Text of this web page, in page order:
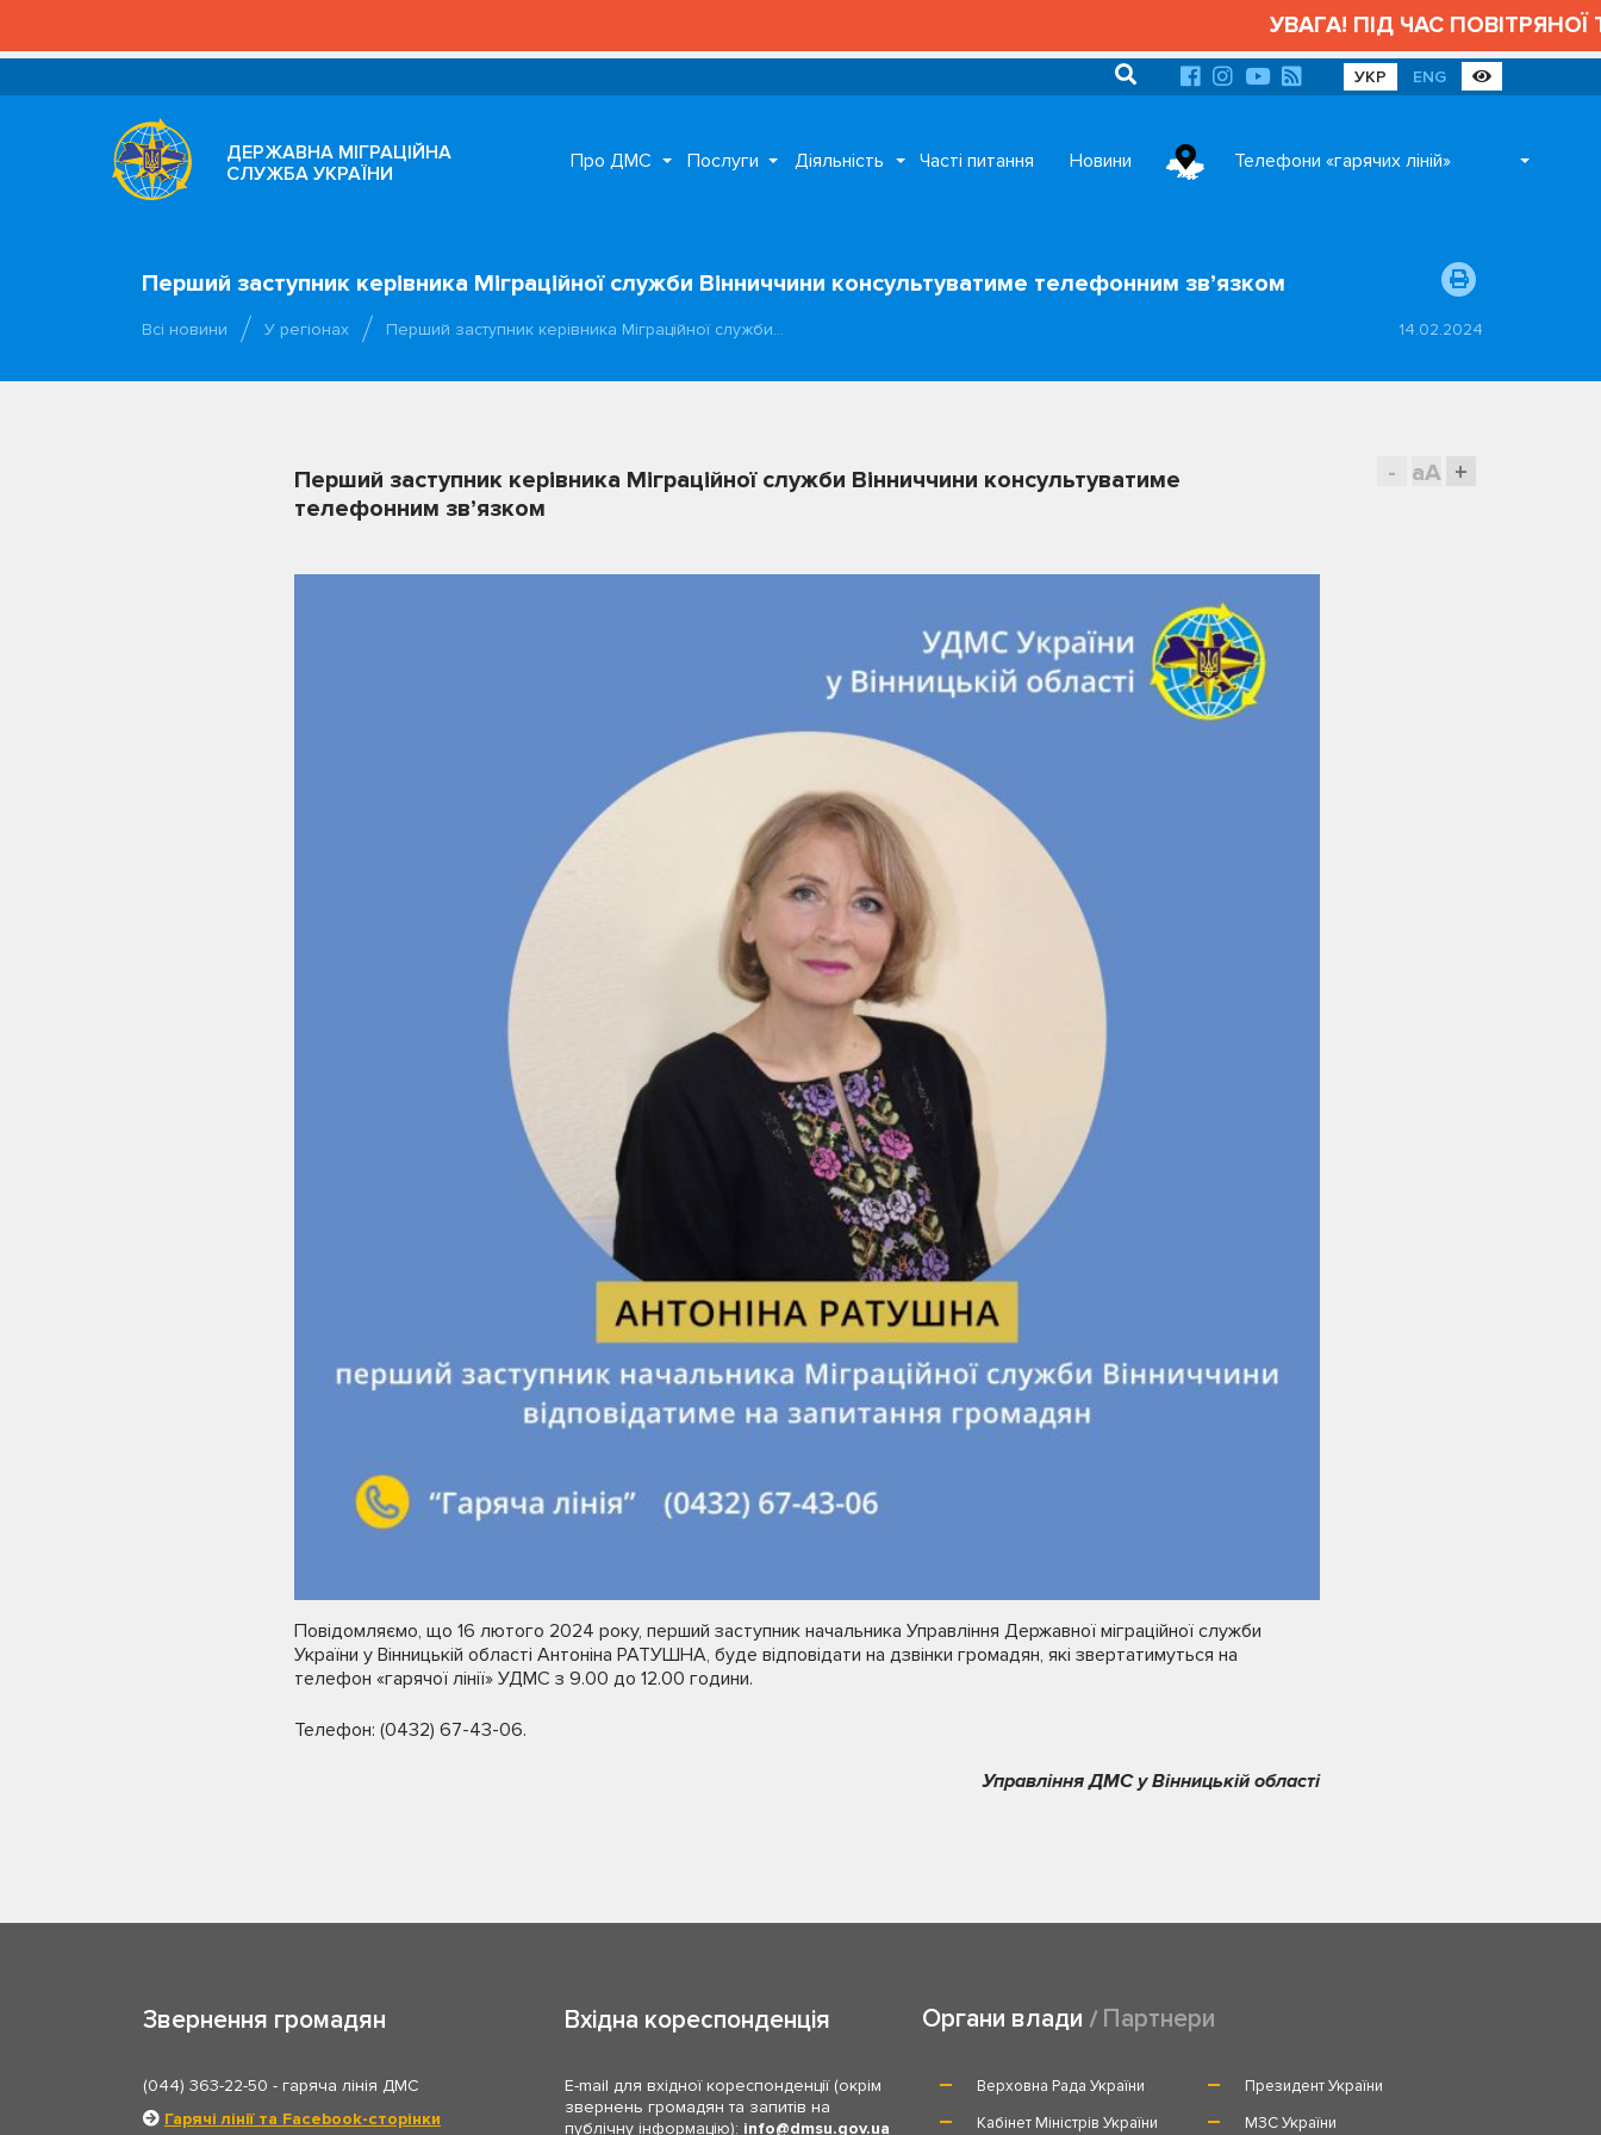
УВАГА! ПІД ЧАС ПОВІТРЯНОЇ
УКР ENG
ДЕРЖАВНА МІГРАЦІЙНА
СЛУЖБА УКРАЇНИ
Про ДМС Послуги Діяльність Часті питання Новини Телефони «гарячих ліній»
Перший заступник керівника Міграційної служби Вінниччини консультуватиме телефонним зв’язком
Всі новини У регіонах Перший заступник керівника Міграційної служби… 14.02.2024
- aA +
Перший заступник керівника Міграційної служби Вінниччини консультуватиме
телефонним зв’язком
Повідомляємо, що 16 лютого 2024 року, перший заступник начальника Управління Державної міграційної служби
України у Вінницькій області Антоніна РАТУШНА, буде відповідати на дзвінки громадян, які звертатимуться на
телефон «гарячої лінії» УДМС з 9.00 до 12.00 години.
Телефон: (0432) 67-43-06.
Управління ДМС у Вінницькій області
Звернення громадян
(044) 363-22-50 - гаряча лінія ДМС
Гарячі лінії та Facebook-сторінки
Вхідна кореспонденція
E-mail для вхідної кореспонденції (окрім
звернень громадян та запитів на
публічну інформацію): info dmsu.gov.ua
Органи влади Партнери
Верховна Рада України
Президент України
Кабінет Міністрів України
МЗС України